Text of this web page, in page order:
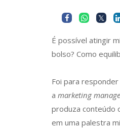
É possível atingir
bolso? Como
Foi para
a marketing
produza conteúdo
em uma palestra